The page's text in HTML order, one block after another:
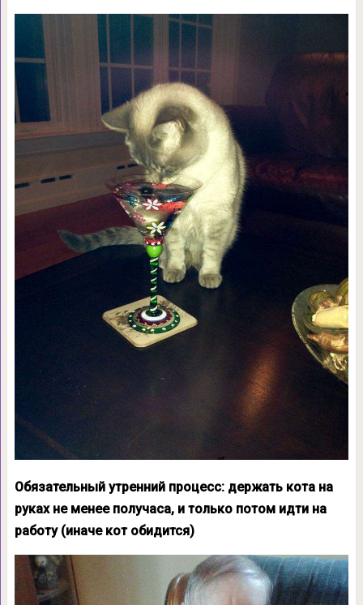
Обязательный утренний процесс: держать кота на
руках не менее получаса, и только потом идти на
работу (иначе кот обидится)